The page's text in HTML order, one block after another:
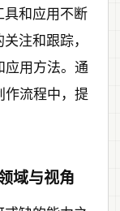
具和应用不断
注和跟踪，
应用方法。通
作流程中，提
域与视角